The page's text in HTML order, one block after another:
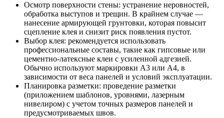
Осмотр поверхности стены: устранение неровностей,
обработка выступов и трещин. В крайнем случае —
нанесение армирующей грунтовки, которая повысит
сцепление клея и снизит риск появления пустот.
Выбор клея: рекомендуется использовать
профессиональные составы, такие как гипсовые или
цементно-латексные клеи с усиленной адгезией.
Обычно используют маркировки А3 или А4, в
зависимости от веса панелей и условий эксплуатации.
Планировка разметки: проведение разметки
(приложением шаблонов, уровнями, лазерным
нивелиром) с учетом точных размеров панелей и
предусмотриваемых швов.